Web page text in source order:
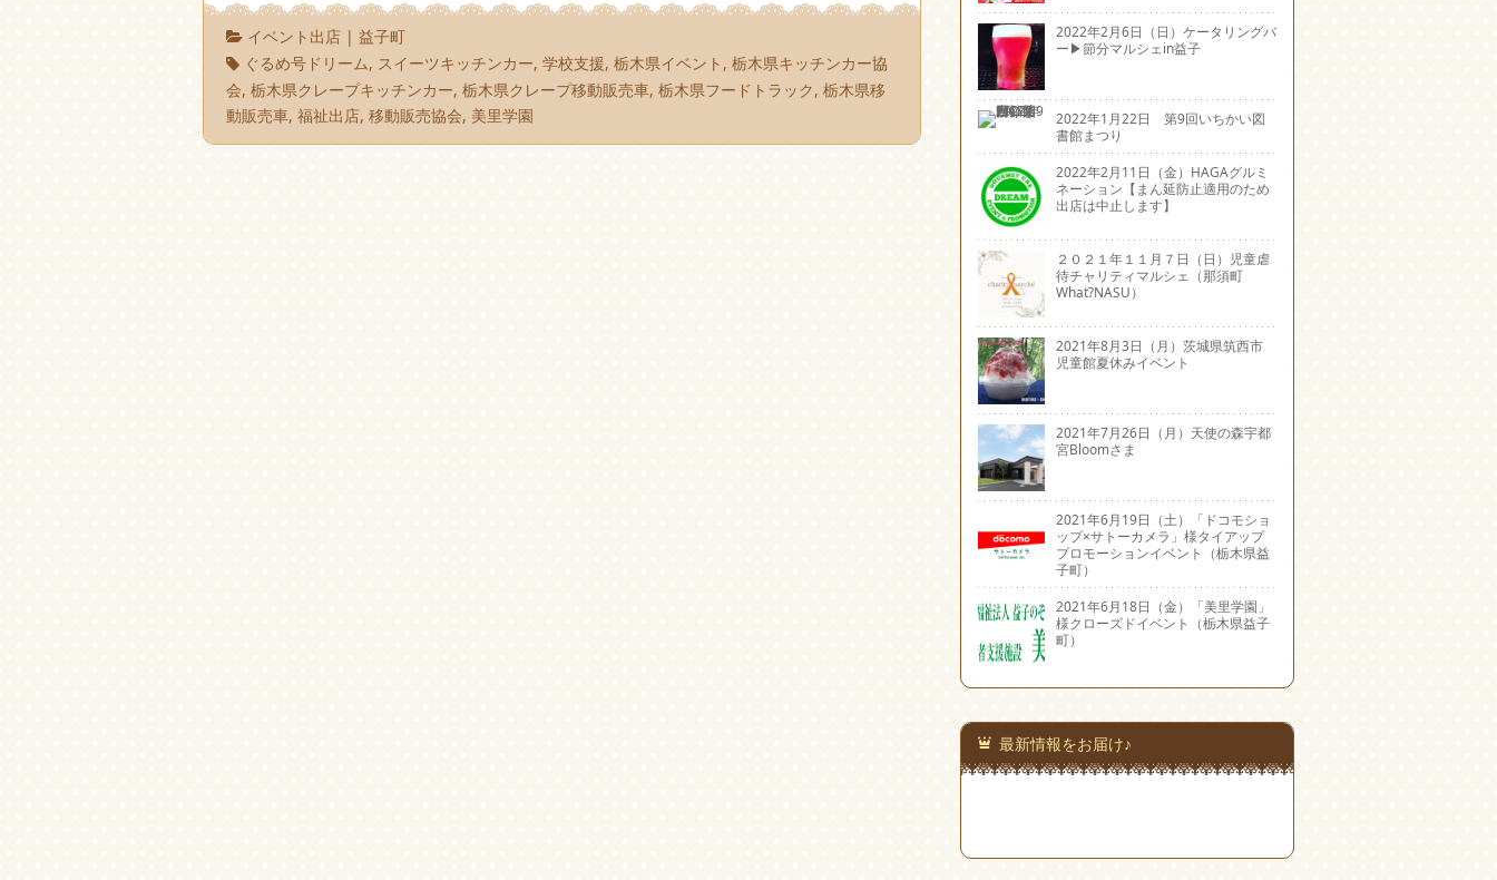
イベント出店 |益子町
ぐるめ号ドリーム, スイーツキッチンカー,学校支援,栃木県イベント ,栃木県キッチンカー協
会, 栃木県クレープキッチンカー, 栃木県クレープ移動販売車, 栃木県フードトラック, 栃木県移
動販売車, 福祉出店, 移動販売協会, 美里学園
2022年2月6日（日）ケータリングバ
ー▶節分マルシェin益子
2022年1月22日 第9回いちかい図
書館まつり
2022年2月11日（金）HAGAグルミ
ネーション【まん延防止適用のため
出店は中止します】
２０２１年１１月７日（日）児童虐
待チャリティマルシェ（那須町
What?NASU）
2021年8月3日（月）茨城県筑西市
児童館夏休みイベント
2021年7月26日（月）天使の森宇都
宮Bloomさま
2021年6月19日（土）「ドコモショ
ップ×サトーカメラ」様タイアップ
プロモーションイベント（栃木県益
子町）
2021年6月18日（金）「美里学園」
様クローズドイベント（栃木県益子
町）
最新情報をお届け♪